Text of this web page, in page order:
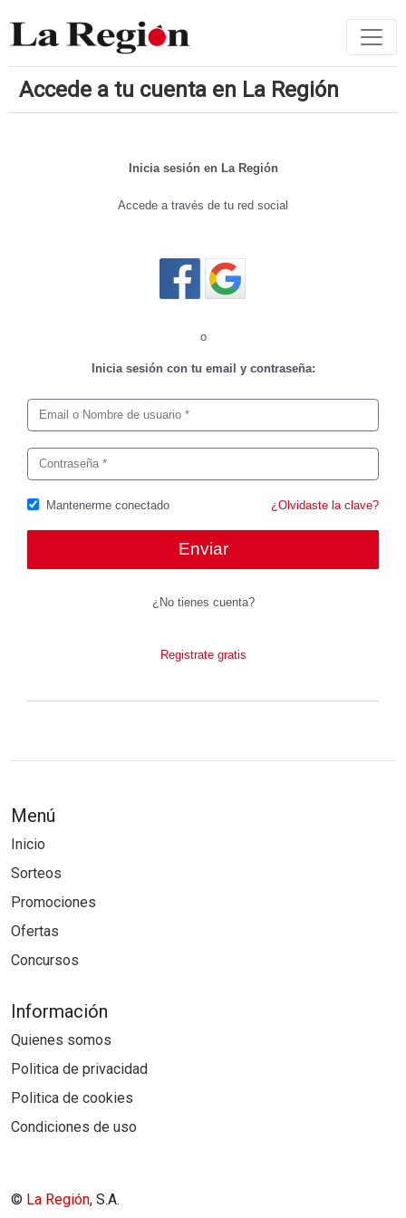
Accede a tu cuenta en La Región
Inicia sesión en La Región
Accede a través de tu red social
Cerrar sesión
o
Inicia sesión con tu email y contraseña:
¿Olvidaste la clave?
Mantenerme conectado
¿No tienes cuenta?
Registrate gratis
Menú
Inicio
Sorteos
Promociones
Ofertas
Concursos
Información
Quienes somos
Politica de privacidad
Politica de cookies
Condiciones de uso
© La Región, S.A.